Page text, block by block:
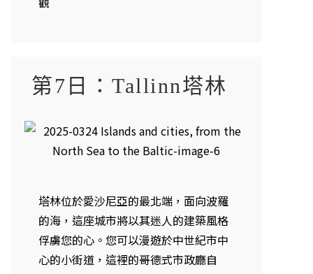
第7日：Tallinn塔林
塔林位於愛沙尼亞的最北端，面向波羅
的海，這座城市將以其迷人的建築風格
俘虜您的心。您可以漫遊於中世紀市中
心的小街道，這裡的哥德式市政廳自